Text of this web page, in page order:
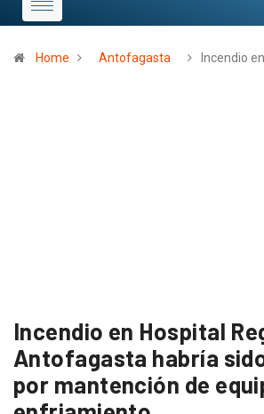
Home Antofagasta Incendio
Incendio en Hospital
Antofagasta habría
por mantención de